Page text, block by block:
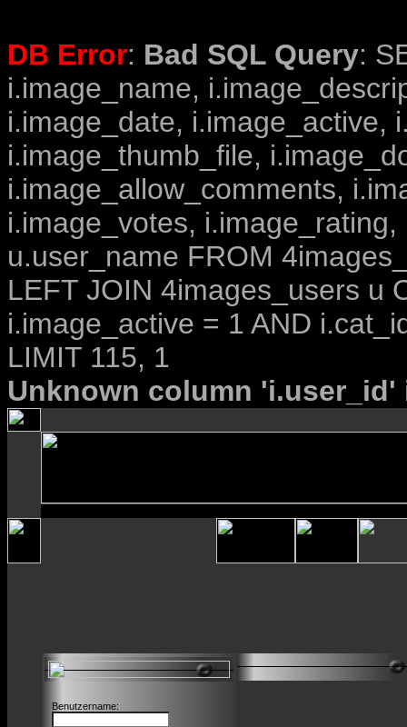
DB Error: Bad SQL Query:
i.image_name,
i.image_date, i.image_active,
i.image_thumb_file,
i.image_allow_comments,
i.image_votes,
u.user_name FROM
LEFT JOIN 4images_users u
i.image_active = 1 AND
LIMIT 115, 1
Unknown column
Benutzername: